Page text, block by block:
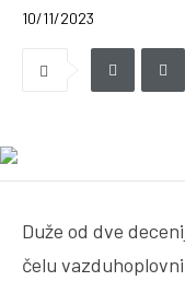
10/11/2023
Duže od dve
čelu